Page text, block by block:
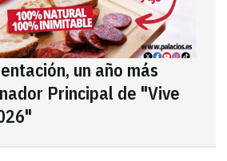
un año más
Principal de "Vive